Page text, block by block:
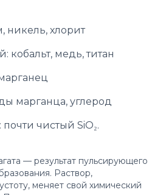
никель, хлорит
кобальт, медь, титан
марганца, углерод
чистый SiO₂.
— результат пульсирующего
Раствор,
меняет свой химический